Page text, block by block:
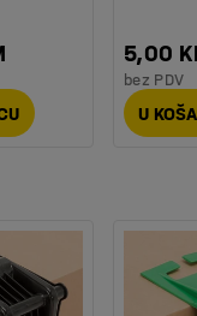
5,00
bez PDV
U